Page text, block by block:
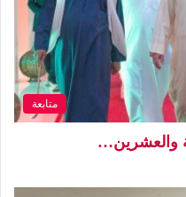
متابعة
والعشرين…